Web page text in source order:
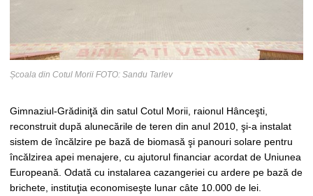
Școala din Cotul Morii FOTO: Sandu Tarlev
Gimnaziul-Grădiniţă din satul Cotul Morii, raionul Hânceşti,
reconstruit după alunecările de teren din anul 2010, şi-a instalat
sistem de încălzire pe bază de biomasă şi panouri solare pentru
încălzirea apei menajere, cu ajutorul financiar acordat de Uniunea
Europeană. Odată cu instalarea cazangeriei cu ardere pe bază de
brichete, instituţia economiseşte lunar câte 10.000 de lei.